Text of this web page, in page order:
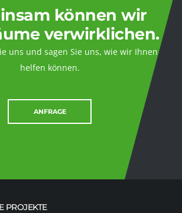
können wir
verwirklichen.
uns und sagen Sie uns, wie wir Ihnen
helfen können.
ANFRAGE
PROJEKTE